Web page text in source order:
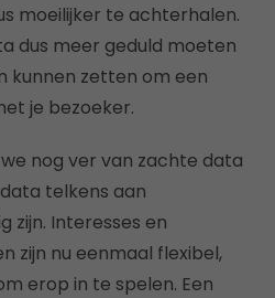
moeilijker te achterhalen.
dus meer geduld moeten
kunnen zetten om een
je bezoeker.
nog ver van zachte data
telkens aan
zijn. Interesses en
zijn nu eenmaal flexibel,
erop in te spelen. Een